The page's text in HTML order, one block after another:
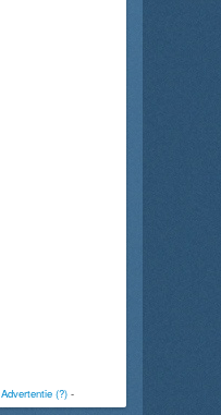
Advertentie (?)-